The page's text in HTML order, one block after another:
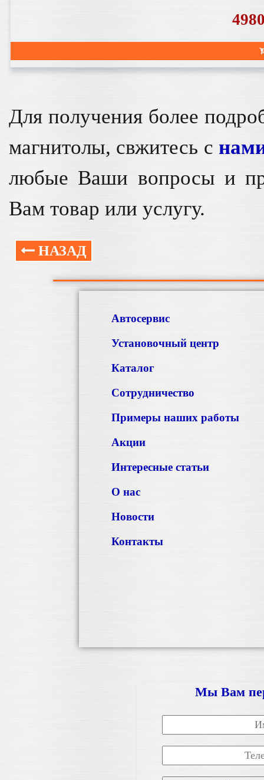
Для получения более
магнитолы, свжитесь с
любые Ваши вопросы и
Вам товар или услугу.
НАЗАД
Автосервис
Установочный центр
Каталог
Сотрудничество
Примеры наших работы
Акции
Интересные статьи
О нас
Новости
Контакты
Мы Вам